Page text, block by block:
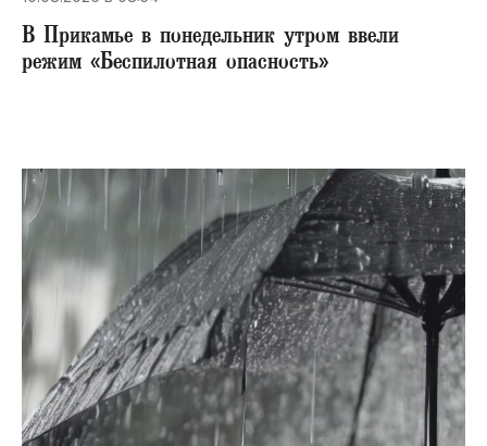
В Прикамье в понедельник утром ввели
режим «Беспилотная опасность»